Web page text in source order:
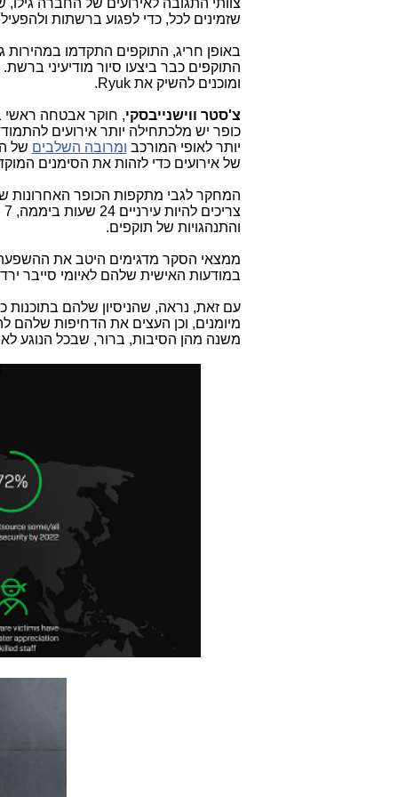
שזמינים לכל, כדי לפגוע ברשתות
התוקפים כבר ביצעו סיור מודיעיני ברשת. תוך 24 שעות לתוקפים כבר
ומוכנים להשיק אתRyuk
.
צ'סטר ווישנייבסקי, חוקר אבטחה ראשי
כופר יש מלכתחילה יותר אירועים
יותר לאופי המורכב ומרובה השלבים של
של אירועים כדי לזהות את הסימנים
המחקר לגבי מתקפות הכופר האחרונות
והתנהגויות של תוקפים.
ממצאי הסקר מדגימים היטב את ההשפעה
במודעות האישית שלהם לאיומי סייבר
עם זאת, נראה, שהניסיון שלהם
מיומנים, וכן העצים את הדחיפות שלהם
משנה מהן הסיבות, ברור, שבכל הנוגע